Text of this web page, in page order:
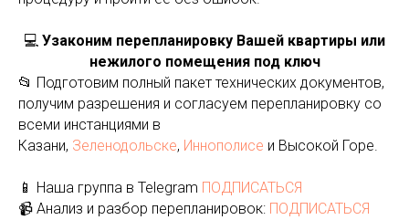
💻 Узаконим перепланировку Вашей квартиры или
нежилого помещения под ключ
📂 Подготовим полный пакет технических документов,
получим разрешения и согласуем перепланировку со
всеми инстанциями в
Казани, Зеленодольске, Иннополисе и Высокой Горе.
📱 Наша группа в Telegram ПОДПИСАТЬСЯ
📹 Анализ и разбор перепланировок: ПОДПИСАТЬСЯ